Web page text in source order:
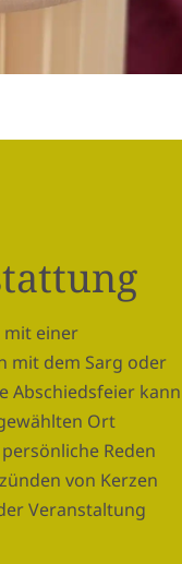
mit einer
mit dem Sarg oder
Abschiedsfeier kann
Ort
Reden
von Kerzen
Veranstaltung